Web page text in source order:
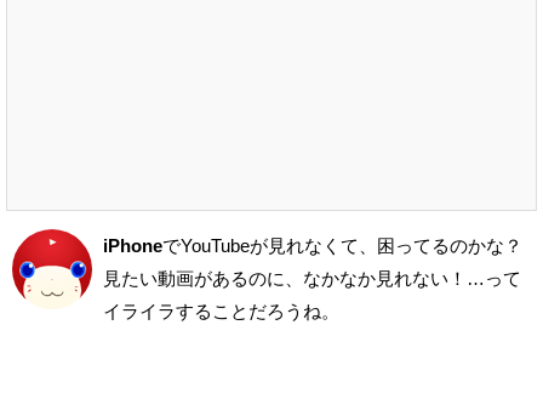
iPhoneでYouTubeが見れなくて、困ってるのかな？
見たい動画があるのに、なかなか見れない！ …って
イライラすることだろうね。